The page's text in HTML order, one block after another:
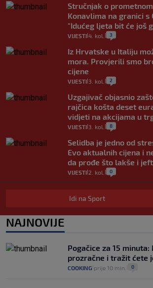
Stručnjak o
Konavlima na granici s
"Idućeg ljeta bit će još
VIJESTI 4. kol. 3
Iz Hrvatske u Italiju
mora. Provjerili smo
cijene
VIJESTI 3. kol. 2
Uzgajivač objasnio
rajčica košta deset
vidjeti na akcijama u
VIJESTI 3. kol. 8
Selidba je jedno od
Evo aktualnih cijena i
da prođe što lakše i
VIJESTI 2. kol. 0
Izračunali smo koliko
automobilom na Hvar iz
VIJESTI 2. kol. 14
zdravstvenu
pacijenata izvan
VIJESTI 1. kol.
Idi na Sport
NAJNOVIJE
Pogačice za 15 minuta:
prozračne i tražit ćete
COOKING prije 10 min. 0